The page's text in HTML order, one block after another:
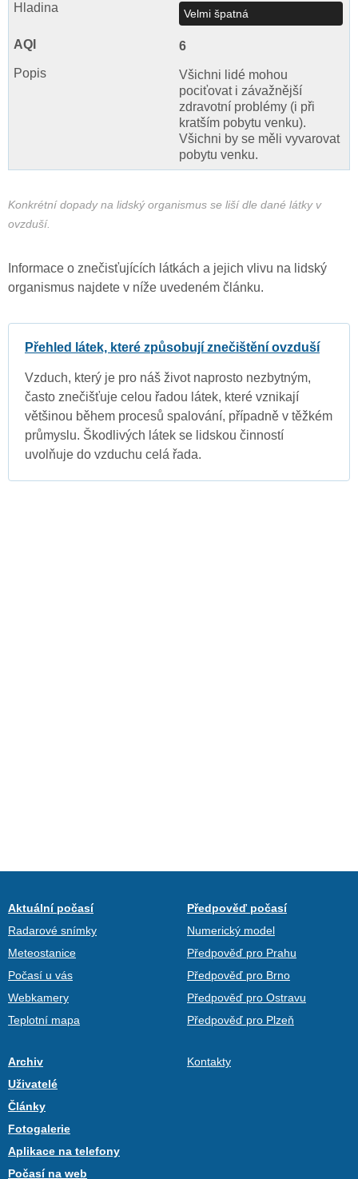
Velmi špatná
6
Všichni lidé mohou
pociťovat i závažnější
zdravotní problémy (i při
kratším pobytu venku).
Všichni by se měli vyvarovat
pobytu venku.
Konkrétní dopady na lidský organismus se liší dle dané látky v
ovzduší.
Informace o znečisťujících látkách a jejich vlivu na lidský
organismus najdete v níže uvedeném článku.
Přehled látek, které způsobují znečištění ovzduší
Vzduch, který je pro náš život naprosto nezbytným,
často znečišťuje celou řadou látek, které vznikají
většinou během procesů spalování, případně v těžkém
průmyslu. Škodlivých látek se lidskou činností
uvolňuje do vzduchu celá řada.
Aktuální počasí
Radarové snímky
Meteostanice
Počasí u vás
Webkamery
Teplotní mapa
Předpověď počasí
Numerický model
Předpověď pro Prahu
Předpověď pro Brno
Předpověď pro Ostravu
Předpověď pro Plzeň
Archiv
Uživatelé
Články
Fotogalerie
Aplikace na telefony
Počasí na web
Kontakty